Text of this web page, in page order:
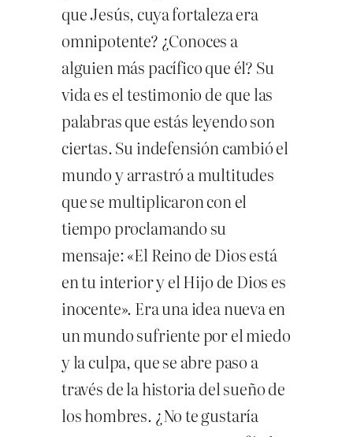
que Jesús, cuya fortaleza era
omnipotente? ¿Conoces a
alguien más pacífico que él? Su
vida es el testimonio de que las
palabras que estás leyendo son
ciertas. Su indefensión cambió el
mundo y arrastró a multitudes
que se multiplicaron con el
tiempo proclamando su
mensaje: «El Reino de Dios está
en tu interior y el Hijo de Dios es
inocente». Era una idea nueva en
un mundo sufriente por el miedo
y la culpa, que se abre paso a
través de la historia del sueño de
los hombres. ¿No te gustaría